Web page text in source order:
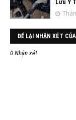
Lưu Ý
ĐỂ LẠI NHẬN XÉT
0 Nhận xét